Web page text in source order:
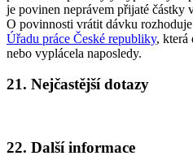
je povinen neprávem přijaté částky
O povinnosti vrátit dávku
Úřadu práce České republiky, která
nebo vyplácela naposledy.
21. Nejčastější dotazy
22. Další informace